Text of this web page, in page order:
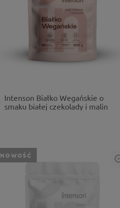
Intenson Białko Wegańskie o
smaku białej czekolady i malin
NOWOŚĆ